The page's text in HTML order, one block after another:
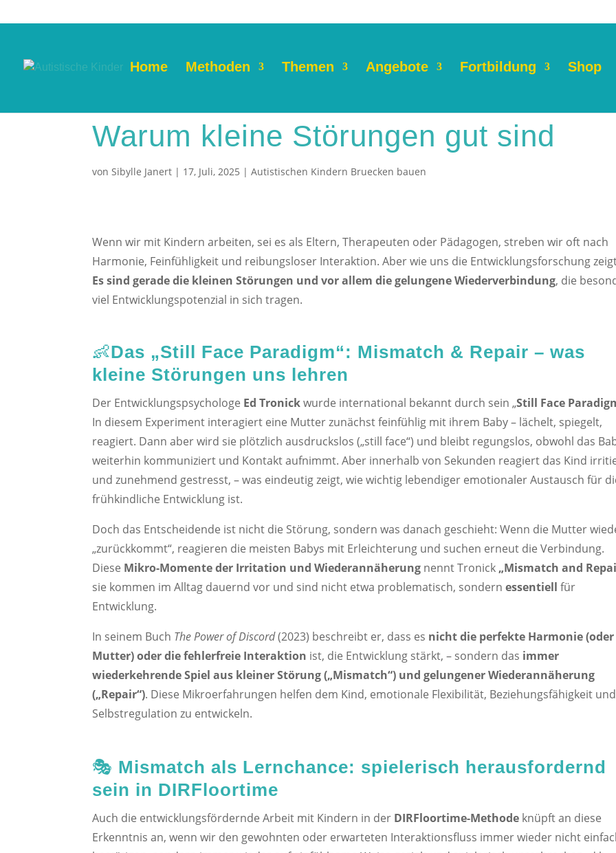
Home Methoden Themen Angebote Fortbildung Shop
Warum kleine Störungen gut sind
vonSibylle Janert | 17, Juli, 2025 |Autistischen Kindern Bruecken bauen
Wenn wir mit Kindern arbeiten, sei es als Eltern, Therapeuten oder Pädagogen, streben wir oft nach
Harmonie, Feinfühligkeit und reibungsloser Interaktion. Aber wie uns die Entwicklungsforschung
Es sind gerade die kleinen Störungen und vor allem die gelungene Wiederverbindung, die
viel Entwicklungspotenzial in sich tragen.
👶Das „Still Face Paradigm“: Mismatch & Repair – was
kleine Störungen uns lehren
Der Entwicklungspsychologe Ed Tronick wurde international bekannt durch sein „Still Face
In diesem Experiment interagiert eine Mutter zunächst feinfühlig mit ihrem Baby – lächelt, spiegelt,
reagiert. Dann aber wird sie plötzlich ausdruckslos („still face“) und bleibt regungslos, obwohl das
weiterhin kommuniziert und Kontakt aufnimmt. Aber innerhalb von Sekunden reagiert das Kind
und zunehmend gestresst, – was eindeutig zeigt, wie wichtig lebendiger emotionaler Austausch für
frühkindliche Entwicklung ist.
Doch das Entscheidende ist nicht die Störung, sondern was danach geschieht: Wenn die Mutter
„zurückkommt“, reagieren die meisten Babys mit Erleichterung und suchen erneut die Verbindung.
Diese Mikro-Momente der Irritation und Wiederannäherung nennt Tronick „Mismatch and
sie kommen im Alltag dauernd vor und sind nicht etwa problematisch, sondernessentiell für
Entwicklung.
In seinem Buch The Power of Discord(2023) beschreibt er, dass es nicht die perfekte Harmonie (oder
Mutter) oder die fehlerfreie Interaktion ist, die Entwicklung stärkt, – sondern das immer
wiederkehrende Spiel aus kleiner Störung („Mismatch“) und gelungener Wiederannäherung
(„Repair“). Diese Mikroerfahrungen helfen dem Kind, emotionale Flexibilität, Beziehungsfähigkeit und
Selbstregulation zu entwickeln.
🎭 Mismatch als Lernchance: spielerisch herausfordernd
sein in DIRFloortime
Auch die entwicklungsfördernde Arbeit mit Kindern in der DIRFloortime-Methode knüpft an diese
Erkenntnis an, wenn wir den gewohnten oder erwarteten Interaktionsfluss immer wieder nicht